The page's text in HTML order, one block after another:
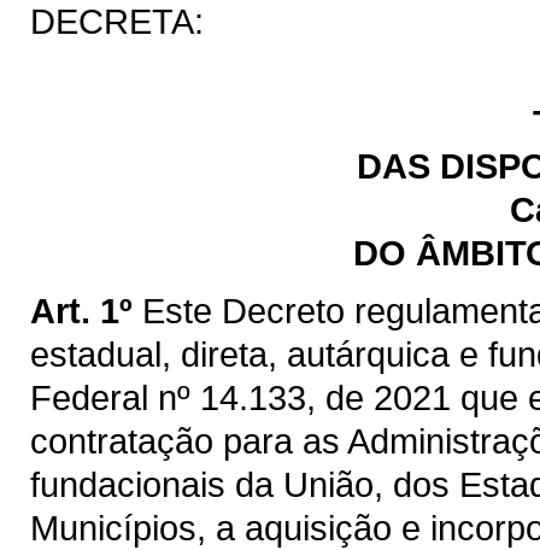
DECRETA:
DAS
DO
Art. 1º Este Decreto
estadual, direta, autárquica e
Federal nº 14.133, de 2021
contratação para as
fundacionais da União, dos
Municípios, a aquisição e